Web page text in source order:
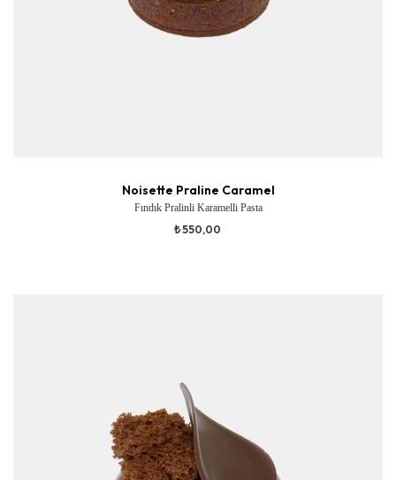
Noisette Praline Caramel
Fındık Pralinli Karamelli Pasta
₺ 550,00